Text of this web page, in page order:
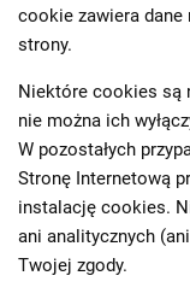
cookie zawiera dane
strony.
Niektóre cookies są
nie można ich
W pozostałych
Stronę Internetową
instalację cookies.
ani analitycznych
Twojej zgody.